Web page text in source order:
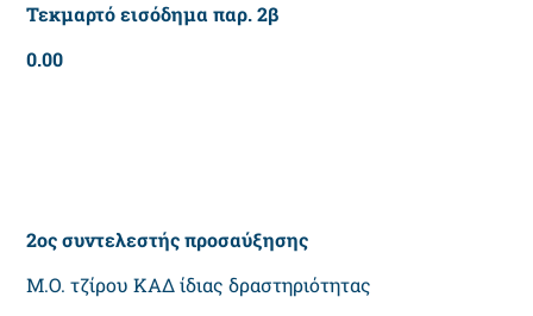
Τεκμαρτό εισόδημα παρ. 2β
0.00
2ος συντελεστής προσαύξησης
Μ.Ο. τζίρου ΚΑΔ ίδιας δραστηριότητας